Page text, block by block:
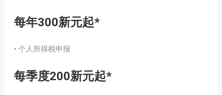
每年300新元起*
• 个人所得税申报
每季度200新元起*